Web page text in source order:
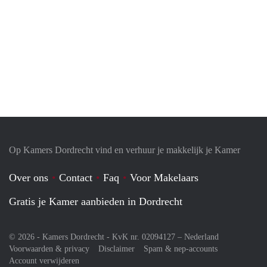
Op Kamers Dordrecht vind en verhuur je makkelijk je Kamer
Over ons Contact Faq
Voor Makelaars
Gratis je Kamer aanbieden in Dordrecht
© 2026 - Kamers Dordrecht - KvK nr. 02094127 – Nederland
Voorwaarden & privacy
Disclaimer
Spam & nep-accounts
Account verwijderen